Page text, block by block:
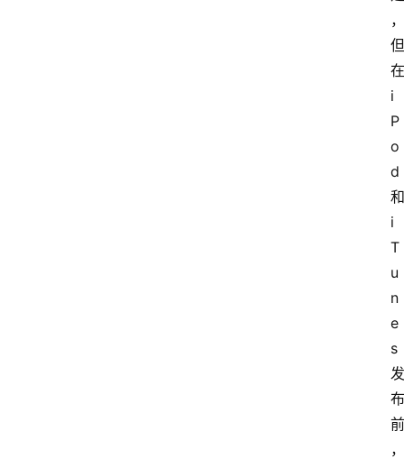
，
但
在
i
P
o
d
和
i
T
u
n
e
s
发
布
前
，